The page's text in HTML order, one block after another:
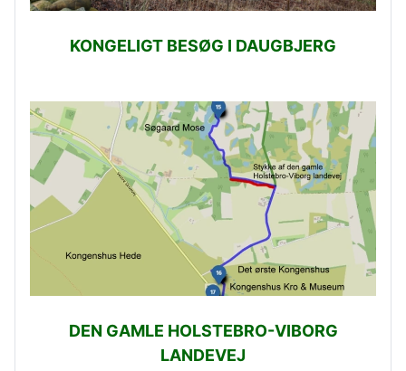
KONGELIGT BESØG I DAUGBJERG
DEN GAMLE HOLSTEBRO-VIBORG
LANDEVEJ